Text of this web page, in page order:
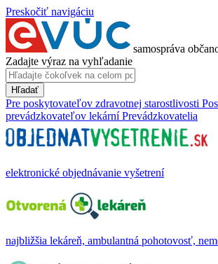
Preskočiť navigáciu
samospráva
Zadajte výraz na vyhľadanie
Hľadať
Pre poskytovateľov zdravotnej starostlivosti
prevádzkovateľov lekární Prevádzkovatelia
elektronické objednávanie vyšetrení
najbližšia lekáreň, ambulantná pohotovosť,